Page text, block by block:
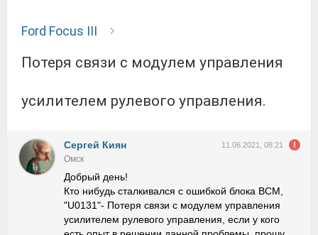
Ford Focus III
Потеря связи с модулем управления
усилителем рулевого управления.
Сергей Киян 11.06.2021, 08:21
Омск
Добрый день!
Кто нибудь сталкивался с ошибкой блока BCM,
"U0131"- Потеря связи с модулем управления
усилителем рулевого управления, если у кого